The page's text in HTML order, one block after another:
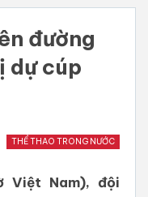
đường
dự cúp
THỂ THAO TRONG NƯỚC
Việt Nam), đội